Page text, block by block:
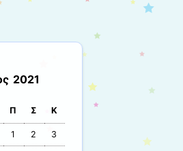
2021
Π Σ Κ
1 2 3